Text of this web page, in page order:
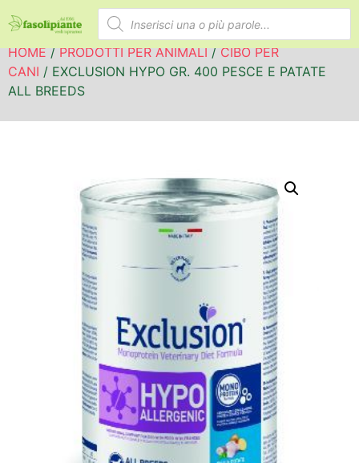
HOME/PRODOTTI PER ANIMALI/CIBO PER
CANI / EXCLUSION HYPO GR. 400 PESCE E PATATE
ALL BREEDS